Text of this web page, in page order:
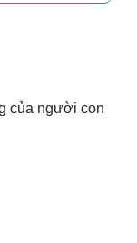
của người con